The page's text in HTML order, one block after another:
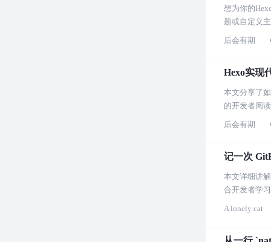
想为你的
题或自定义
后会有期
Hexo实现
本文分享了
的开发者阅
后会有期
记一次
本文详细讲
合开发者学
A lonely cat